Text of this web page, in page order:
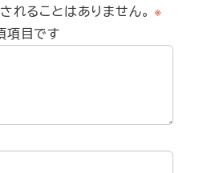
れることはありません。 ※
項目です